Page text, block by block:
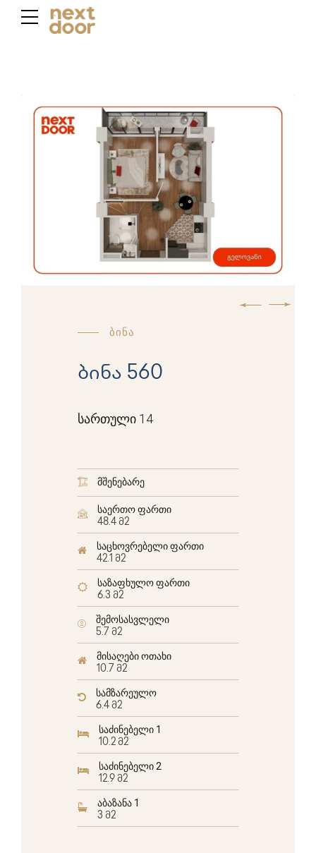
ბინა
ბინა 560
სართული 14
მშენებარე
საერთო ფართი
48.4 მ2
საცხოვრებელი ფართი
42.1 მ2
საზაფხულო ფართი
6.3 მ2
შემოსასვლელი
5.7 მ2
მისაღები ოთახი
10.7 მ2
სამზარეულო
6.4 მ2
საძინებელი 1
10.2 მ2
საძინებელი 2
12.9 მ2
აბაზანა 1
3 მ2